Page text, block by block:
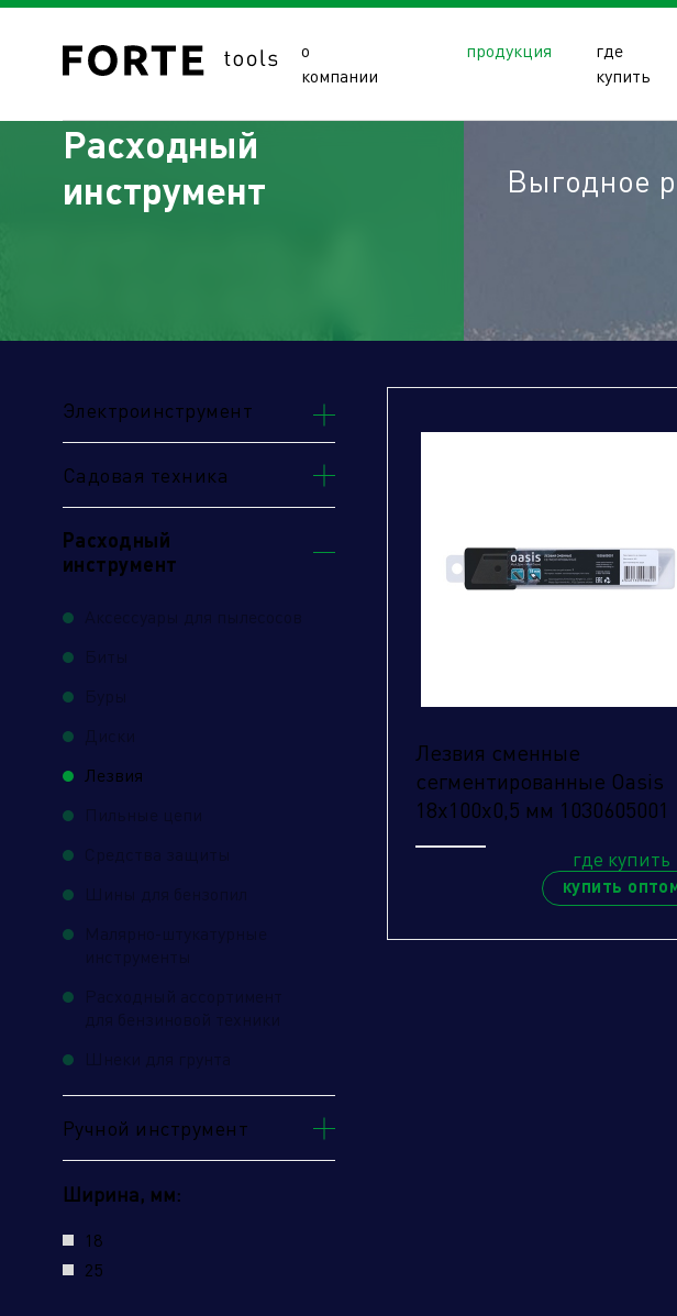
о
компании
продукция
где
купить
Сайты подразделений Холдинга
Управляющая компания
Расходный
инструмент
Выгодное
Электроинструмент
Садовая техника
Расходный
инструмент
Лезвия
Ручной инструмент
Ширина, мм:
18
25
Лезвия сменные
сегментированные Oasis
18х100х0,5 мм 1030605001
где купить
купить